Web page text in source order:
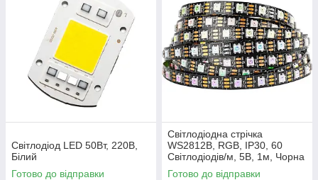
Світлодіод LED 50Вт, 220В,
Білий
Готово до відправки
Світлодіодна стрічка
WS2812B, RGB, IP30, 60
Світлодіодів/м, 5В, 1м, Чорна
підкладка
Готово до відправки